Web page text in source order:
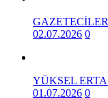
02.07.2026 0
YÜKSEL
01.07.2026 0